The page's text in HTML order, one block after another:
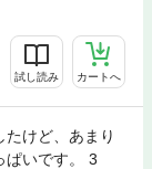
試し読み カートへ
たけど、あまり
ぱいです。 3